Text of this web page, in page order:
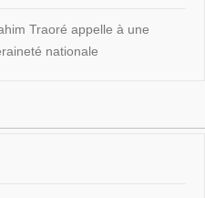
Traoré appelle à une
nationale